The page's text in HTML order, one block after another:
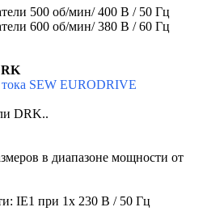
500 об/мин/ 400 В / 50 Гц
600 об/мин/ 380 В / 60 Гц
DRK..
в диапазоне мощности от
IE1 при 1x 230 В / 50 Гц